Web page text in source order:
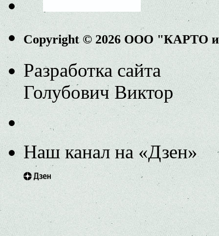
Copyright © 2026 ООО "КАРТО
Разработка сайта
Голубович Виктор
Наш канал на «Дзен»